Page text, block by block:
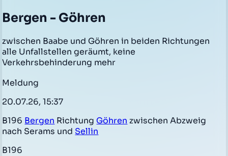
Bergen - Göhren
zwischen Baabe und Göhren in beiden Richtungen
alle Unfallstellen geräumt, keine
Verkehrsbehinderung mehr
Meldung
20.07.26, 15:37
B196 Bergen Richtung Göhren zwischen Abzweig
nach Serams und Sellin
B196